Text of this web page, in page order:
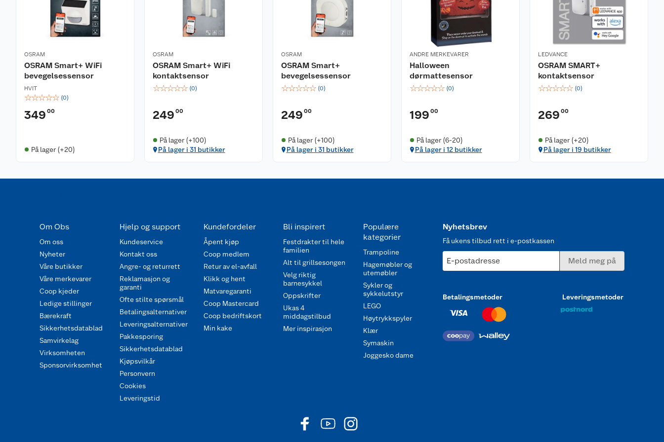
OSRAM
OSRAM Smart+ WiFi
bevegelsessensor
HVIT
☆☆☆☆☆ (0)
349 00
På lager (+20)
OSRAM
OSRAM Smart+ WiFi
kontaktsensor
☆☆☆☆☆ (0)
249 00
På lager (+100)
På lager i 31 butikker
OSRAM
OSRAM Smart+
bevegelsessensor
☆☆☆☆☆ (0)
249 00
På lager (+100)
På lager i 31 butikker
ANDRE MERKEVARER
Halloween
dørmattesensor
☆☆☆☆☆ (0)
199 00
På lager (6-20)
På lager i 12 butikker
LEDVANCE
OSRAM SMART+
kontaktsensor
☆☆☆☆☆ (0)
269 00
På lager (+20)
På lager i 19 butikker
Om Obs
Om oss
Nyheter
Våre butikker
Våre merkevarer
Coop kjeder
Ledige stillinger
Bærekraft
Sikkerhetsdatablad
Samvirkelag
Virksomheten
Sponsorvirksomhet
Hjelp og support
Kundeservice
Kontakt oss
Angre- og returrett
Reklamasjon og
garanti
Ofte stilte spørsmål
Betalingsalternativer
Leveringsalternativer
Pakkesporing
Sikkerhetsdatablad
Kjøpsvilkår
Personvern
Cookies
Leveringstid
Kundefordeler
Åpent kjøp
Coop medlem
Retur av el-avfall
Klikk og hent
Matvaregaranti
Coop Mastercard
Coop bedriftskort
Min kake
Bli inspirert
Festdrakter til hele
familien
Alt til grillsesongen
Velg riktig
barnesykkel
Oppskrifter
Ukas 4
middagstilbud
Mer inspirasjon
Populære
kategorier
Trampoline
Hagemøbler og
utemøbler
Sykler og
sykkelutstyr
LEGO
Høytrykkspyler
Klær
Symaskin
Joggesko dame
Nyhetsbrev
Få ukens tilbud rett i e-postkassen
E-postadresse Meld meg på
Betalingsmetoder Leveringsmetoder